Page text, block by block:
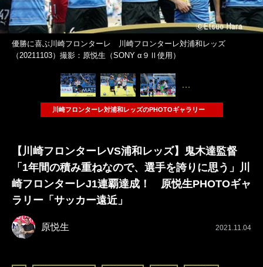
優勝に喜ぶ川崎フロンターレ 川崎フロンターレ対浦和レッズ
（20211103）撮影：原悦生（SONY α９Ⅱ使用）
…
川崎フロンターレ対浦和レッズのPHOTOギャラリー
【川崎フロンターレVS浦和レッズ】鬼木達監督
「1年間の積み重ねなので、選手を誇りに思う」川
崎フロンターレJ1連覇達成！ 原悦生PHOTOギャ
ラリー「サッカー遠近」
原悦生 2021.11.04